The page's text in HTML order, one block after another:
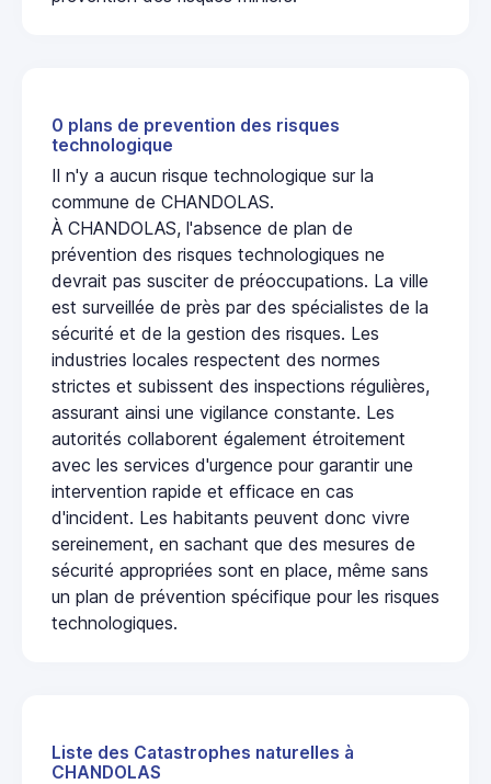
0 plans de prevention des risques
technologique
Il n'y a aucun risque technologique sur la
commune de CHANDOLAS.
À CHANDOLAS, l'absence de plan de
prévention des risques technologiques ne
devrait pas susciter de préoccupations. La ville
est surveillée de près par des spécialistes de la
sécurité et de la gestion des risques. Les
industries locales respectent des normes
strictes et subissent des inspections régulières,
assurant ainsi une vigilance constante. Les
autorités collaborent également étroitement
avec les services d'urgence pour garantir une
intervention rapide et efficace en cas
d'incident. Les habitants peuvent donc vivre
sereinement, en sachant que des mesures de
sécurité appropriées sont en place, même sans
un plan de prévention spécifique pour les risques
technologiques.
Liste des Catastrophes naturelles à
CHANDOLAS